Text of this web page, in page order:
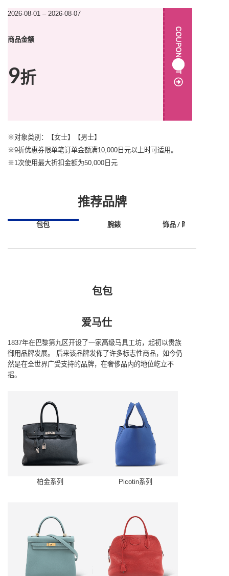
2026-08-01 – 2026-08-07
商品金额
9折
※对象类别：【女士】【男士】
※9折优惠券限单笔订单金额满10,000日元以上时可适用。
※1次使用最大折扣金额为50,000日元
推荐品牌
包包 腕錶 饰品 / 时尚小物
包包
爱马仕
1837年在巴黎第九区开设了一家高级马具工坊，起初以贵族
御用品牌发展。 后来该品牌发佈了许多标志性商品，如今仍
然是在全世界广受支持的品牌，在奢侈品内的地位屹立不
摇。
柏金系列 Picotin系列